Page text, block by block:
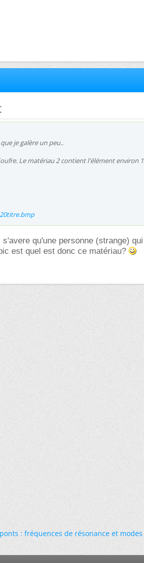
je galère un peu..
Le matériau 2 contient l'élément environ
qu'une personne (strange)
est quel est donc ce matériau?
: fréquences de résonance et